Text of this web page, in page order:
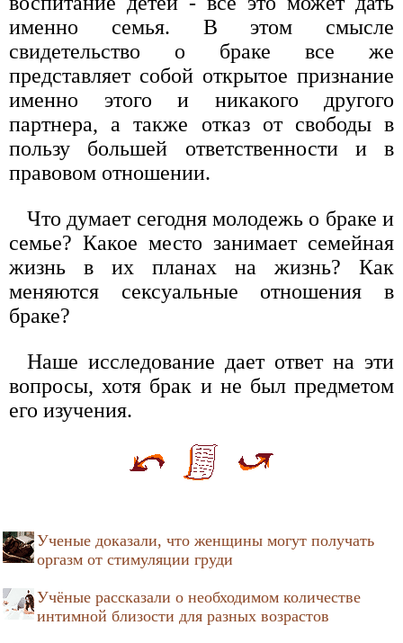
именно семья. В этом смысле
свидетельство о браке все же
представляет собой открытое признание
именно этого и никакого другого
партнера, а также отказ от свободы в
пользу большей ответственности и в
правовом отношении.
Что думает сегодня молодежь о браке и
семье? Какое место занимает семейная
жизнь в их планах на жизнь? Как
меняются сексуальные отношения в
браке?
Наше исследование дает ответ на эти
вопросы, хотя брак и не был предметом
его изучения.
Ученые доказали, что женщины могут получать
оргазм от стимуляции груди
Учёные рассказали о необходимом количестве
интимной близости для разных возрастов